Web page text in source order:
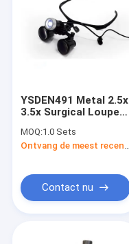
YSDEN491 Metal 2.5x
3.5x Surgical Loupes
Dental Loupes For
Sale
MOQ:1.0 Sets
Contact nu